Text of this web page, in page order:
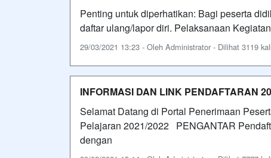
Penting untuk diperhatikan: Bagi peserta
daftar ulang/lapor diri. Pelaksanaan
29/03/2021 13:23 - Oleh Administrator - Dilihat 3119 kali
INFORMASI DAN LINK PENDAFTARAN
Selamat Datang di Portal Penerimaan
Pelajaran 2021/2022 PENGANTAR
dengan